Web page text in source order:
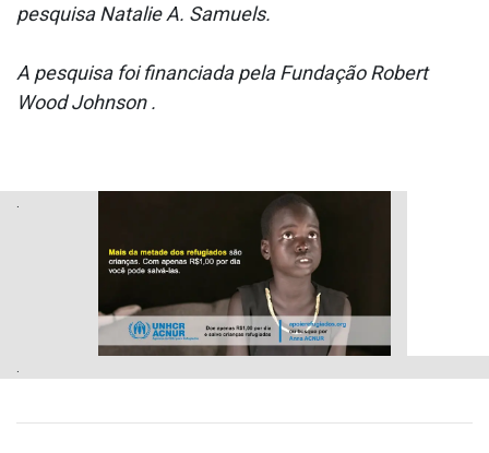
pesquisa Natalie A. Samuels.
A pesquisa foi financiada pela Fundação Robert
Wood Johnson .